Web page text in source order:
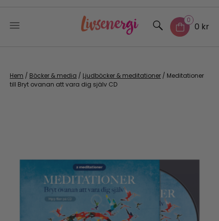
content
0
0 kr
Hem / Böcker & media / Ljudböcker & meditationer / Meditationer
till Bryt ovanan att vara dig själv CD